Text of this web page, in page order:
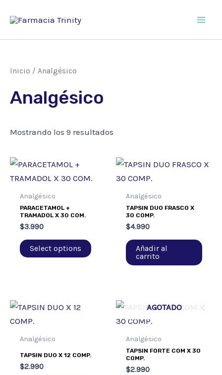
Inicio / Analgésico
Analgésico
Mostrando los 9 resultados
Analgésico
PARACETAMOL +
TRAMADOL X 30 COM.
$3.990
Select options
Analgésico
TAPSIN DUO FRASCO X
30 COMP.
$4.990
Añadir al
carrito
Analgésico
TAPSIN DUO X 12 COMP.
$2.990
AGOTADO
Analgésico
TAPSIN FORTE COM X 30
COMP.
$2.990